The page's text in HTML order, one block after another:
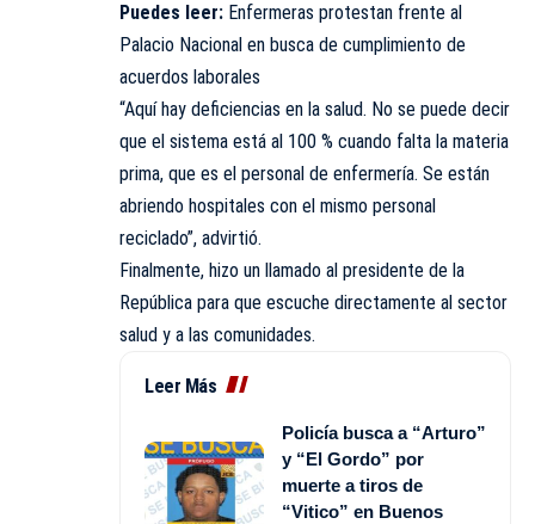
Puedes leer: Enfermeras protestan frente al
Palacio Nacional en busca de cumplimiento de
acuerdos laborales
“Aquí hay deficiencias en la salud. No se puede decir
que el sistema está al 100 % cuando falta la materia
prima, que es el personal de enfermería. Se están
abriendo hospitales con el mismo personal
reciclado”, advirtió.
Finalmente, hizo un llamado al presidente de la
República para que escuche directamente al sector
salud y a las comunidades.
Leer Más
Policía busca a “Arturo”
y “El Gordo” por
muerte a tiros de
“Vitico” en Buenos